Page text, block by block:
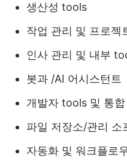
생산성 tools
작업 관리 및 프로젝
인사 관리 및 내부
봇과 /AI 어시스턴트
개발자 tools 및 통합
파일 저장소/관리 소
자동화 및 워크플로